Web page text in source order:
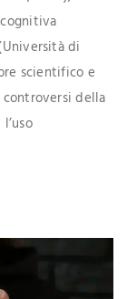
di
scientifico e
della